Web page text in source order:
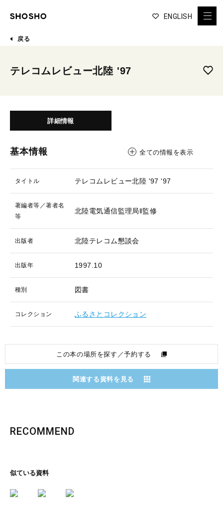
ENGLISH
戻る
テレコムレビュー北陸 '97
詳細情報
基本情報 全ての情報を表示
タイトル テレコムレビュー北陸 '97 '97
著編者等／著者名
等
北陸電気通信監理局‖監修
出版者 北陸テレコム懇談会
出版年 1997.10
種別 図書
コレクション ふるさとコレクション
この本の場所を探す／予約する
関連する資料を見る
RECOMMEND
似ている資料